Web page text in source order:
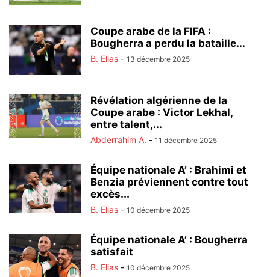
Coupe arabe de la FIFA :
Bougherra a perdu la bataille...
B. Elias - 13 décembre 2025
Révélation algérienne de la
Coupe arabe : Victor Lekhal,
entre talent,...
Abderrahim A. - 11 décembre 2025
Équipe nationale A’ : Brahimi et
Benzia préviennent contre tout
excès...
B. Elias - 10 décembre 2025
Équipe nationale A’ : Bougherra
satisfait
B. Elias - 10 décembre 2025